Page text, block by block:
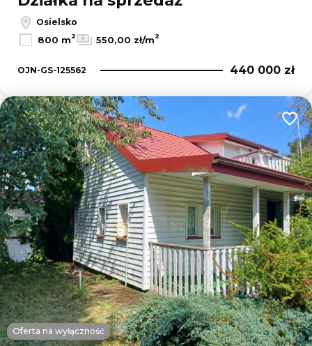
Osielsko
800 m2 550,00 zł/m2
OJN-GS-125562 440 000 zł
Oferta na wyłączność